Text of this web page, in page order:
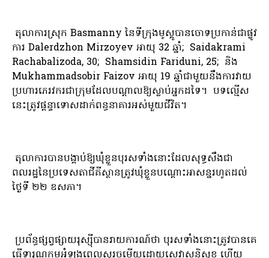
តុលាការស្រុក Basmanny នៃទីក្រុងមូស្គូបានចោទប្រកាន់ជាផ្លូវ
ការ Dalerdzhon Mirzoyev អាយុ 32 ឆ្នាំ; Saidakrami
Rachabalizoda, 30; Shamsidin Fariduni, 25; និង
Mukhammadsobir Faizov អាយុ 19 ឆ្នាំជាមួយនឹងការវាយ
ប្រហារភេរវករជាក្រុមដែលបណ្តាលឱ្យស្លាប់អ្នកដទៃ។ បទល្មើស​
នេះ​ត្រូវ​ផ្តន្ទាទោស​ដាក់​ពន្ធនាគារ​អស់​មួយជីវិត។
តុលាការ​បាន​បង្គាប់​ឱ្យ​ឃុំខ្លួន​បុរស​ទាំង​នោះ​ដែល​សុទ្ធសឹង​ជា​
ពលរដ្ឋ​នៃ​ប្រទេស​តាជីគីស្ថាន​ត្រូវ​ឃុំខ្លួន​បណ្តោះអាសន្ន​រហូត​ដល់​
ថ្ងៃ​ទី ២២ ឧសភា។
ប្រព័ន្ធផ្សព្វផ្សាយរុស្ស៊ីបានរាយការណ៍ថា បុរសទាំងនោះត្រូវបានគេ
ធ្វើទារុណកម្មអំឡុងពេលសួរចម្លើយដោយសេវាសន្តិសុខ ហើយ